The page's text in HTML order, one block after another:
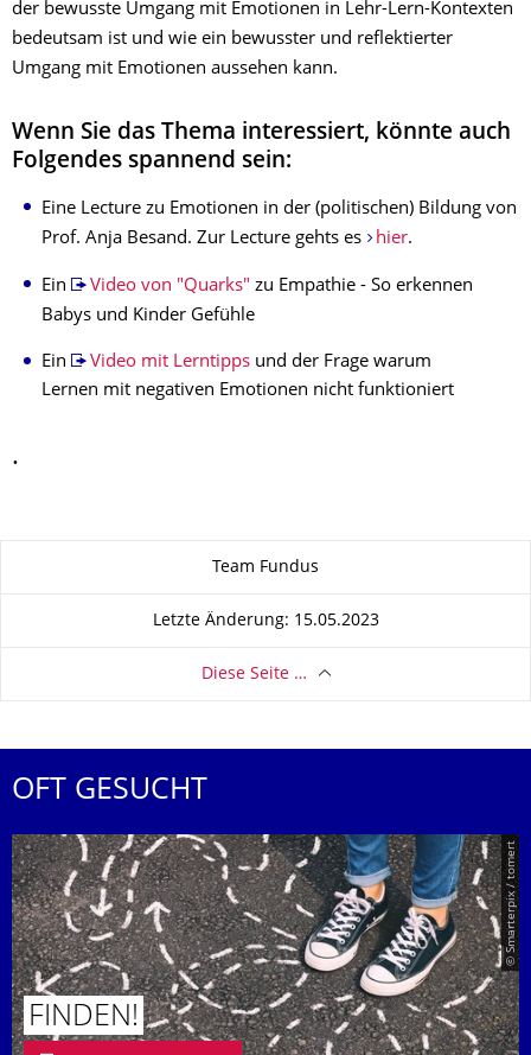
der bewusste Umgang mit Emotionen in Lehr-Lern-Kontexten
bedeutsam ist und wie ein bewusster und reflektierter
Umgang mit Emotionen aussehen kann.
Wenn Sie das Thema interessiert, könnte auch
Folgendes spannend sein:
Eine Lecture zu Emotionen in der (politischen) Bildung von
Prof. Anja Besand. Zur Lecture gehts es
hier.
Ein Video von "Quarks" zu Empathie - So erkennen
Babys und Kinder Gefühle
Ein Video mit Lerntippsund der Frage warum
Lernen mit negativen Emotionen nicht funktioniert
.
Team Fundus
Letzte Änderung: 15.05.2023
Diese Seite …
OFT GESUCHT
© Smarterpix / tomert
FINDEN!